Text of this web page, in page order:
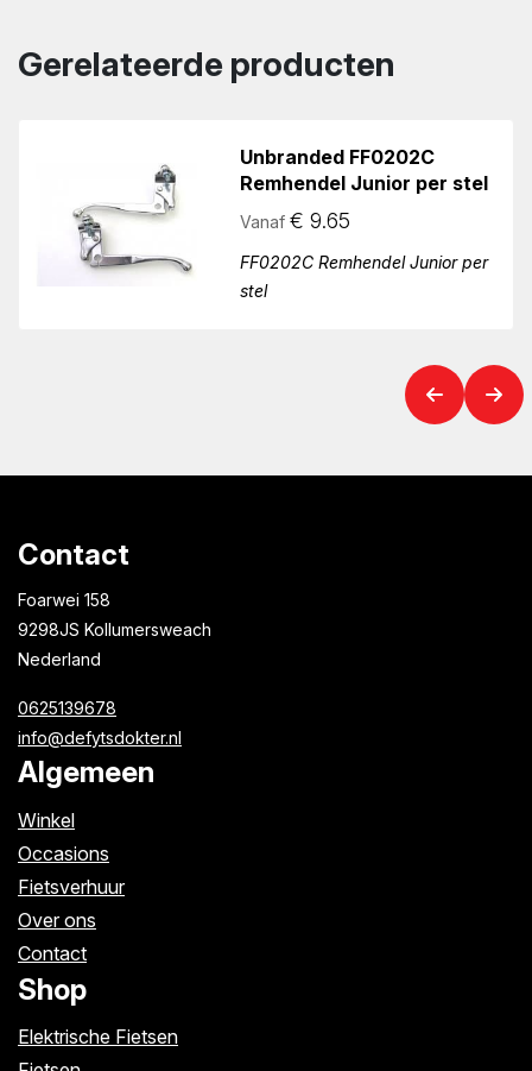
Gerelateerde producten
Unbranded FF0202C
Remhendel Junior per stel
Vanaf € 9.65
FF0202C Remhendel Junior per
stel
Contact
Foarwei 158
9298JS Kollumersweach
Nederland
0625139678
info@defytsdokter.nl
Algemeen
Winkel
Occasions
Fietsverhuur
Over ons
Contact
Shop
Elektrische Fietsen